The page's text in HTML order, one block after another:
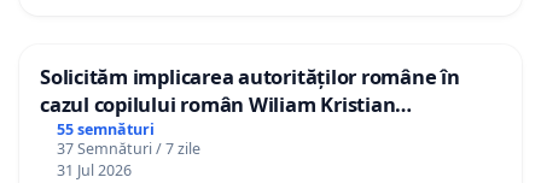
Solicităm implicarea autorităților române în
cazul copilului român Wiliam Kristian
Gheorghe, aflat în plasament în Danemarca de
12 ani
55 semnături
37 Semnături / 7 zile
31 Jul 2026